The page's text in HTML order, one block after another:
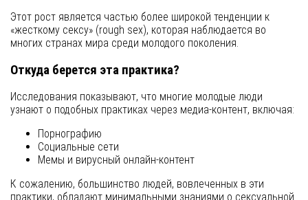
Этот рост является частью более широкой тенденции к
«жесткому сексу» (rough sex), которая наблюдается во
многих странах мира среди молодого поколения.
Откуда берется эта практика?
Исследования показывают, что многие молодые люди
узнают о подобных практиках через медиа-контент, включая:
Порнографию
Социальные сети
Мемы и вирусный онлайн-контент
К сожалению, большинство людей, вовлеченных в эти
практики, обладают минимальными знаниями о сексуальной